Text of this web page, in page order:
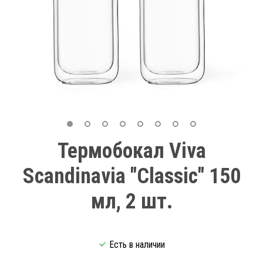
Термобокал Viva
Scandinavia "Classic" 150
мл, 2 шт.
Есть в наличии